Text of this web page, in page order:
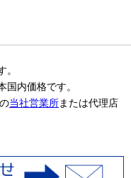
国内価格です。
当社営業所または代理店